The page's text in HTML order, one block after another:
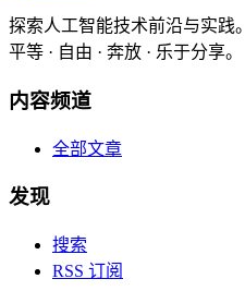
探索人工智能技术前沿与实践。
平等 · 自由 · 奔放 · 乐于分享。
内容频道
全部文章
发现
搜索
RSS 订阅